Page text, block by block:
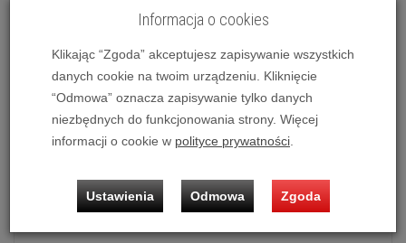
2 990,00 zł/ szt.
dodaj do koszyka
Odtwarzacz CD Pro-Ject CD Box DS2T (czarny)
Informacja o cookies
Klikając “Zgoda” akceptujesz zapisywanie wszystkich
danych cookie na twoim urządzeniu. Kliknięcie
“Odmowa” oznacza zapisywanie tylko danych
niezbędnych do funkcjonowania strony. Więcej
informacji o cookie w polityce prywatności.
Ustawienia Odmowa Zgoda